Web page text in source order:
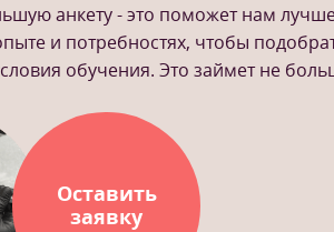
анкету - это поможет нам
и потребностях, чтобы
обучения. Это займет не
Оставить
заявку